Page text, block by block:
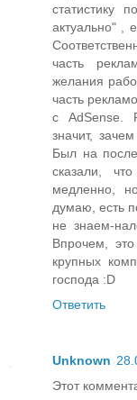
статистику
актуально" ,
часть
желания
часть
с AdSense.
значит,
Был на
сказали,
медленно,
думаю, есть
не знаем-
Впрочем,
крупных
господа :D
Ответить
Unknown
Этот